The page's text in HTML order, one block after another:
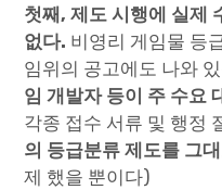
첫째, 제도 시행에 실제
없다. 비영리 게임물 등
임위의 공고에도 나와
임 개발자 등이 주 수요
각종 접수 서류 및 행정
의 등급분류 제도를 그
제 했을 뿐이다)